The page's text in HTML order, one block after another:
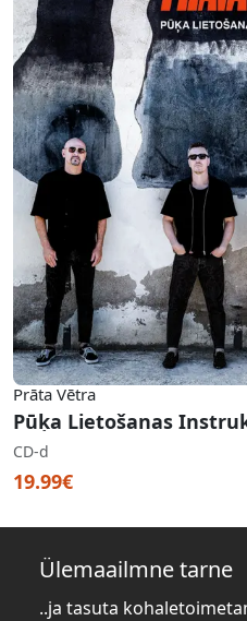
Prāta Vētra
Pūķa Lietošanas
CD-d
19.99€
Ülemaailmne tarne
..ja tasuta